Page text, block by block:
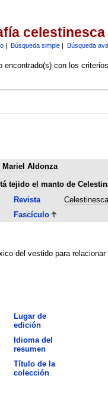
celestinesca
| Búsqueda simple| Búsqueda
encontrado(s) con los
Mariel Aldonza
tejido el manto de
Revista
Celestinesca
Fascículo
del vestido para
Lugar de
edición
Idioma del
resumen
Título de la
colección